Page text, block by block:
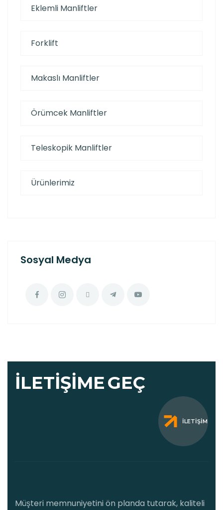
Eklemli Manliftler
Forklift
Makaslı Manliftler
Örümcek Manliftler
Teleskopik Manliftler
Ürünlerimiz
Sosyal Medya
İLETIŞIMEGEÇ
İLETIŞIM
Müşteri memnuniyetini ön planda tutarak, kaliteli